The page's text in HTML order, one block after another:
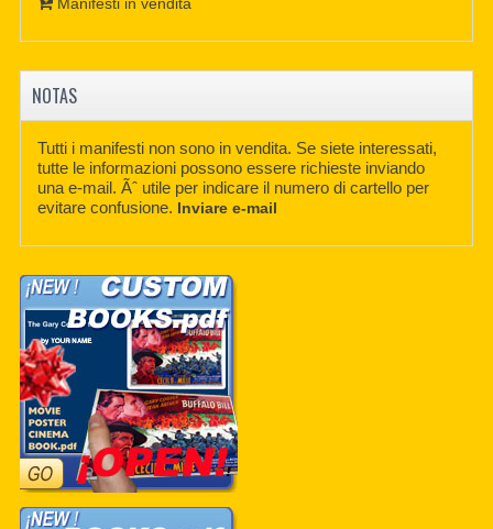
NOTAS
Tutti i manifesti non sono in vendita. Se siete interessati,
tutte le informazioni possono essere richieste inviando
una e-mail. Ãˆ utile per indicare il numero di cartello per
evitare confusione. Inviare e-mail